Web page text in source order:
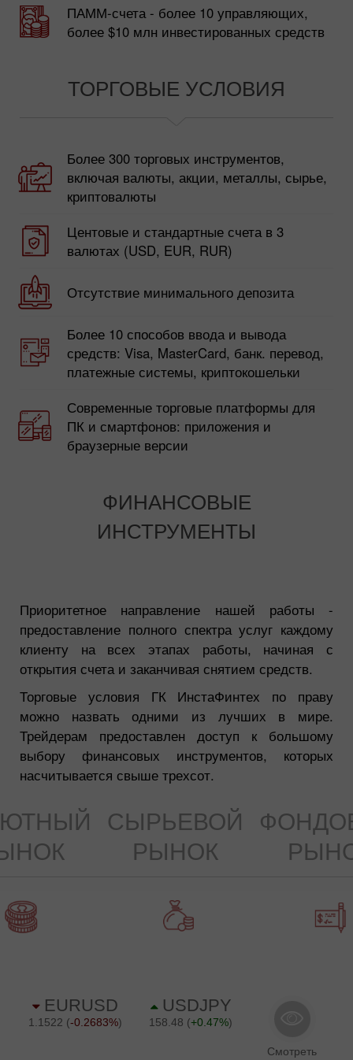
ПАММ-счета - более 10 управляющих,
более $10 млн инвестированных средств
ТОРГОВЫЕ УСЛОВИЯ
Более 300 торговых инструментов,
включая валюты, акции, металлы, сырье,
криптовалюты
Центовые и стандартные счета в 3
валютах (USD, EUR, RUR)
Отсутствие минимального депозита
Более 10 способов ввода и вывода
средств: Visa, MasterCard, банк. перевод,
платежные системы, криптокошельки
Современные торговые платформы для
ПК и смартфонов: приложения и
браузерные версии
ФИНАНСОВЫЕ
ИНСТРУМЕНТЫ
Приоритетное направление нашей работы -
предоставление полного спектра услуг каждому
клиенту на всех этапах работы, начиная с
открытия счета и заканчивая снятием средств.
Торговые условия ГК ИнстаФинтех по праву
можно назвать одними из лучших в мире.
Трейдерам предоставлен доступ к большому
выбору финансовых инструментов, которых
насчитывается свыше трехсот.
СЫРЬЕВОЙ
РЫНОК